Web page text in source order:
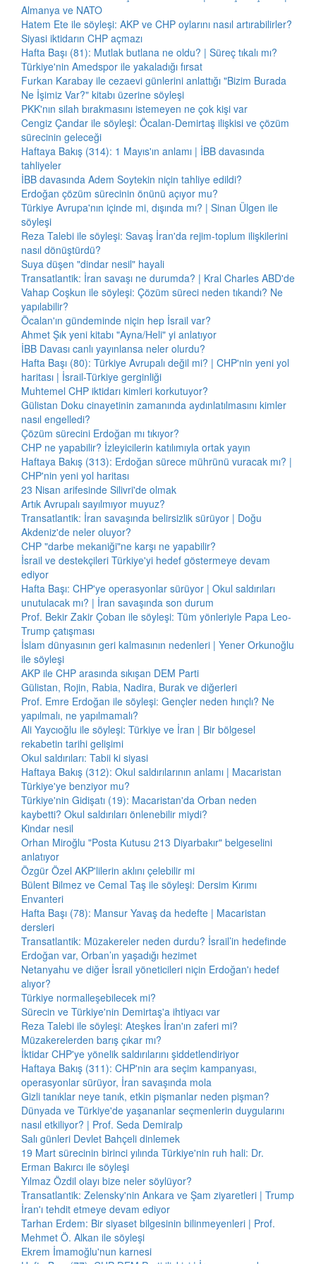
Almanya ve NATO
Hatem Ete ile söyleşi: AKP ve CHP oylarını nasıl artırabilirler?
Siyasi iktidarın CHP açmazı
Hafta Başı (81): Mutlak butlana ne oldu? | Süreç tıkalı mı?
Türkiye'nin Amedspor ile yakaladığı fırsat
Furkan Karabay ile cezaevi günlerini anlattığı "Bizim Burada
Ne İşimiz Var?" kitabı üzerine söyleşi
PKK'nın silah bırakmasını istemeyen ne çok kişi var
Cengiz Çandar ile söyleşi: Öcalan-Demirtaş ilişkisi ve çözüm
sürecinin geleceği
Haftaya Bakış (314): 1 Mayıs'ın anlamı | İBB davasında
tahliyeler
İBB davasında Adem Soytekin niçin tahliye edildi?
Erdoğan çözüm sürecinin önünü açıyor mu?
Türkiye Avrupa'nın içinde mi, dışında mı? | Sinan Ülgen ile
söyleşi
Reza Talebi ile söyleşi: Savaş İran'da rejim-toplum ilişkilerini
nasıl dönüştürdü?
Suya düşen "dindar nesil" hayali
Transatlantik: İran savaşı ne durumda? | Kral Charles ABD'de
Vahap Coşkun ile söyleşi: Çözüm süreci neden tıkandı? Ne
yapılabilir?
Öcalan'ın gündeminde niçin hep İsrail var?
Ahmet Şık yeni kitabı "Ayna/Heli" yi anlatıyor
İBB Davası canlı yayınlansa neler olurdu?
Hafta Başı (80): Türkiye Avrupalı değil mi? | CHP'nin yeni yol
haritası | İsrail-Türkiye gerginliği
Muhtemel CHP iktidarı kimleri korkutuyor?
Gülistan Doku cinayetinin zamanında aydınlatılmasını kimler
nasıl engelledi?
Çözüm sürecini Erdoğan mı tıkıyor?
CHP ne yapabilir? İzleyicilerin katılımıyla ortak yayın
Haftaya Bakış (313): Erdoğan sürece mührünü vuracak mı? |
CHP'nin yeni yol haritası
23 Nisan arifesinde Silivri'de olmak
Artık Avrupalı sayılmıyor muyuz?
Transatlantik: İran savaşında belirsizlik sürüyor | Doğu
Akdeniz'de neler oluyor?
CHP "darbe mekaniği"ne karşı ne yapabilir?
İsrail ve destekçileri Türkiye'yi hedef göstermeye devam
ediyor
Hafta Başı: CHP'ye operasyonlar sürüyor | Okul saldırıları
unutulacak mı? | İran savaşında son durum
Prof. Bekir Zakir Çoban ile söyleşi: Tüm yönleriyle Papa Leo-
Trump çatışması
İslam dünyasının geri kalmasının nedenleri | Yener Orkunoğlu
ile söyleşi
AKP ile CHP arasında sıkışan DEM Parti
Gülistan, Rojin, Rabia, Nadira, Burak ve diğerleri
Prof. Emre Erdoğan ile söyleşi: Gençler neden hınçlı? Ne
yapılmalı, ne yapılmamalı?
Ali Yaycıoğlu ile söyleşi: Türkiye ve İran | Bir bölgesel
rekabetin tarihi gelişimi
Okul saldırıları: Tabii ki siyasi
Haftaya Bakış (312): Okul saldırılarının anlamı | Macaristan
Türkiye'ye benziyor mu?
Türkiye'nin Gidişatı (19): Macaristan'da Orban neden
kaybetti? Okul saldırıları önlenebilir miydi?
Kindar nesil
Orhan Miroğlu "Posta Kutusu 213 Diyarbakır" belgeselini
anlatıyor
Özgür Özel AKP'lilerin aklını çelebilir mi
Bülent Bilmez ve Cemal Taş ile söyleşi: Dersim Kırımı
Envanteri
Hafta Başı (78): Mansur Yavaş da hedefte | Macaristan
dersleri
Transatlantik: Müzakereler neden durdu? İsrail’in hedefinde
Erdoğan var, Orban’ın yaşadığı hezimet
Netanyahu ve diğer İsrail yöneticileri niçin Erdoğan'ı hedef
alıyor?
Türkiye normalleşebilecek mi?
Sürecin ve Türkiye'nin Demirtaş'a ihtiyacı var
Reza Talebi ile söyleşi: Ateşkes İran'ın zaferi mi?
Müzakerelerden barış çıkar mı?
İktidar CHP'ye yönelik saldırılarını şiddetlendiriyor
Haftaya Bakış (311): CHP'nin ara seçim kampanyası,
operasyonlar sürüyor, İran savaşında mola
Gizli tanıklar neye tanık, etkin pişmanlar neden pişman?
Dünyada ve Türkiye'de yaşananlar seçmenlerin duygularını
nasıl etkiliyor? | Prof. Seda Demiralp
Salı günleri Devlet Bahçeli dinlemek
19 Mart sürecinin birinci yılında Türkiye'nin ruh hali: Dr.
Erman Bakırcı ile söyleşi
Yılmaz Özdil olayı bize neler söylüyor?
Transatlantik: Zelensky'nin Ankara ve Şam ziyaretleri | Trump
İran'ı tehdit etmeye devam ediyor
Tarhan Erdem: Bir siyaset bilgesinin bilinmeyenleri | Prof.
Mehmet Ö. Alkan ile söyleşi
Ekrem İmamoğlu'nun karnesi